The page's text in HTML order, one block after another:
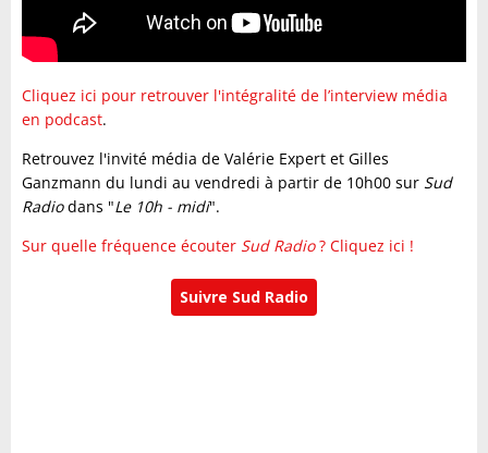
Cliquez ici pour retrouver l'intégralité de l’interview média
en podcast.
Retrouvez l'invité média de Valérie Expert et Gilles
Ganzmann du lundi au vendredi à partir de 10h00 sur Sud
Radiodans "Le 10h - midi".
Sur quelle fréquence écouter Sud Radio? Cliquez ici !
Suivre Sud Radio